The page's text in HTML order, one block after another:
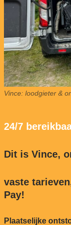
Vince: loodgieter &
24/7
Dit is Vince,
vaste
Pay!
Plaatselijke